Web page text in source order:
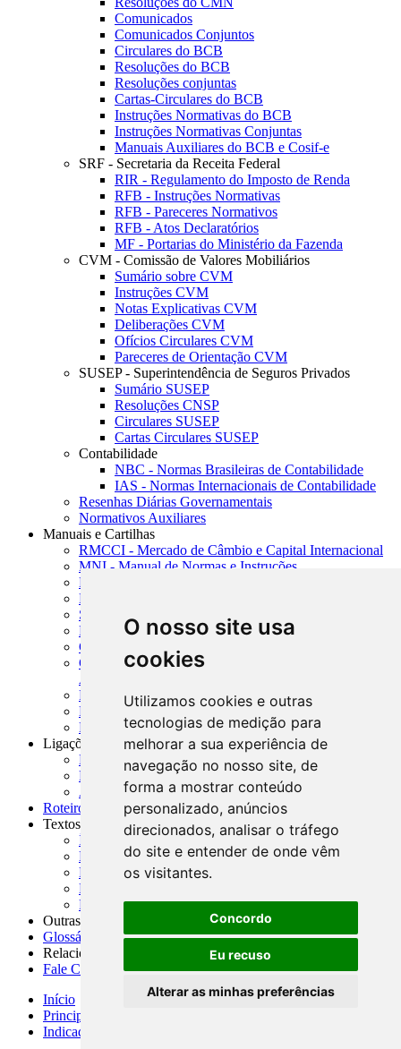
O nosso site usa
cookies
Utilizamos cookies e outras
tecnologias de medição para
melhorar a sua experiência de
navegação no nosso site, de
forma a mostrar conteúdo
personalizado, anúncios
direcionados, analisar o tráfego
do site e entender de onde vêm
os visitantes.
Concordo
Eu recuso
Alterar as minhas preferências
Comunicados
Comunicados Conjuntos
Circulares do BCB
Resoluções do BCB
Resoluções conjuntas
Cartas-Circulares do BCB
Instruções Normativas do BCB
Instruções Normativas Conjuntas
Manuais Auxiliares do BCB e Cosif-e
SRF - Secretaria da Receita Federal
RIR - Regulamento do Imposto de Renda
RFB - Instruções Normativas
RFB - Pareceres Normativos
RFB - Atos Declaratórios
MF - Portarias do Ministério da Fazenda
CVM - Comissão de Valores Mobiliários
Sumário sobre CVM
Instruções CVM
Notas Explicativas CVM
Deliberações CVM
Ofícios Circulares CVM
Pareceres de Orientação CVM
SUSEP - Superintendência de Seguros Privados
Sumário SUSEP
Resoluções CNSP
Circulares SUSEP
Cartas Circulares SUSEP
Contabilidade
NBC - Normas Brasileiras de Contabilidade
IAS - Normas Internacionais de Contabilidade
Resenhas Diárias Governamentais
Normativos Auxiliares
Manuais e Cartilhas
RMCCI - Mercado de Câmbio e Capital Internacional
MNI - Manual de Normas e Instruções
MTVM - Manual de Títulos e Valores Mobiliários
MCR - Manual de Crédito Rural
SISORF - Manual de Organização do SFN
MASUP - Manual de Supervisão Bancária
CADOC - Catálogo de Documentos
CNAE-CONCLA - Classificação Nacional de
Atividades Econômicas
PMF - Cartilhas do BCB
Manuais Auxiliares do BCB e Cosif-e
Resenhas Diárias Governamentais
Ligações Externas
Links Úteis
Presidência da República
Agências Nacionais Reguladoras
Roteiros para Estudos
Textos
Índice de Textos
Editorial
Monografias
Na Imprensa
Fórum de Discussão
Outras ferramentas
Glossário
Relacionamento
Fale Conosco
Início
Principais notícias
Indicadores